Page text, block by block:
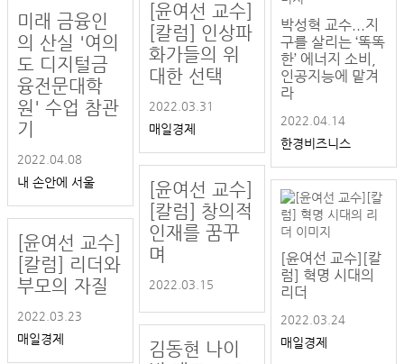
미래 금융인
의 산실 '여의
도 디지털금
융전문대학
원' 수업 참관
기
2022.04.08
내 손안에 서울
[윤여선 교수]
[칼럼] 리더와
부모의 자질
2022.03.23
매일경제
[윤여선 교수]
[칼럼] 인상파
화가들의 위
대한 선택
2022.03.31
매일경제
[윤여선 교수]
[칼럼] 창의적
인재를 꿈꾸
며
2022.03.15
김동현 나이
박성혁 교수...지
구를 살리는 ‘똑똑
한’ 에너지 소비,
인공지능에 맡겨
라
2022.04.14
한경비즈니스
[윤여선 교수][칼
럼] 혁명 시대의
리더
2022.03.24
매일경제